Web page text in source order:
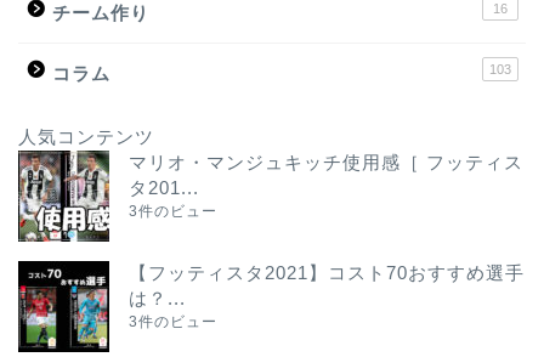
チーム作り 16
コラム 103
人気コンテンツ
マリオ・マンジュキッチ使用感［ フッティス
タ201...
3件のビュー
【フッティスタ2021】コスト70おすすめ選手
は？...
3件のビュー